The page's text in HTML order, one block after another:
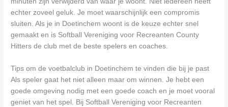
echter zoveel geluk. Je moet waarschijnlijk een compromis
sluiten. Als je in Doetinchem woont is de keuze echter snel
gemaakt en is Softball Vereniging voor Recreanten County
Hitters de club met de beste spelers en coaches.
Tips om de voetbalclub in Doetinchem te vinden die bij je past
Als speler gaat het niet alleen maar om winnen. Je hebt een
goede omgeving nodig met een goede coach en je moet vooral
geniet van het spel. Bij Softball Vereniging voor Recreanten